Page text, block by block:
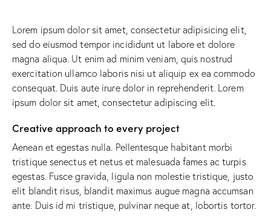
Lorem ipsum dolor sit amet, consectetur adipisicing elit,
sed do eiusmod tempor incididunt ut labore et dolore
magna aliqua. Ut enim ad minim veniam, quis nostrud
exercitation ullamco laboris nisi ut aliquip ex ea commodo
consequat. Duis aute irure dolor in reprehenderit. Lorem
ipsum dolor sit amet, consectetur adipiscing elit.
Creative approach to every project
Aenean et egestas nulla. Pellentesque habitant morbi
tristique senectus et netus et malesuada fames ac turpis
egestas. Fusce gravida, ligula non molestie tristique, justo
elit blandit risus, blandit maximus augue magna accumsan
ante. Duis id mi tristique, pulvinar neque at, lobortis tortor.